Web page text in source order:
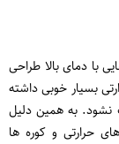
‌هایی با دمای بالا طراحی
بسیار خوبی داشته
نشود. به همین دلیل
حرارتی و کوره‌ ها